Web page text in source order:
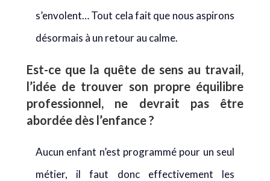
s’envolent… Tout cela fait que nous aspirons
désormais à un retour au calme.
Est-ce que la quête de sens au travail,
l’idée de trouver son propre équilibre
professionnel, ne devrait pas être
abordée dès l’enfance ?
Aucun enfant n’est programmé pour un seul
métier, il faut donc effectivement les